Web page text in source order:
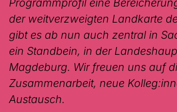
Programmprofil eine
der weitverzweigten Landkarte
gibt es ab nun auch zentral in
ein Standbein, in der
Magdeburg. Wir freuen uns auf
Zusammenarbeit, neue
Austausch.